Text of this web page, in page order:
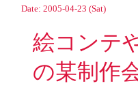
Date: 2005-04-23 (Sat)
絵コンテ
の某制作